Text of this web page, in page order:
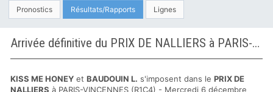
Pronostics Résultats/Rapports Lignes
Arrivée définitive du PRIX DE NALLIERS à PARIS-VINCENNES
KISS ME HONEY et BAUDOUIN L. s'imposent dans le PRIX DE
NALLIERS à PARIS-VINCENNES (R1C4) - Mercredi 6 décembre